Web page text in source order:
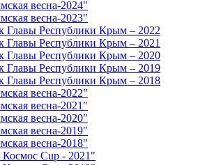
весна-2024"
весна-2023"
Главы Республики Крым – 2022
Главы Республики Крым – 2021
Главы Республики Крым – 2020
Главы Республики Крым – 2019
Главы Республики Крым – 2018
весна-2022"
весна-2021"
весна-2020"
весна-2019"
весна-2018"
Cup - 2021"